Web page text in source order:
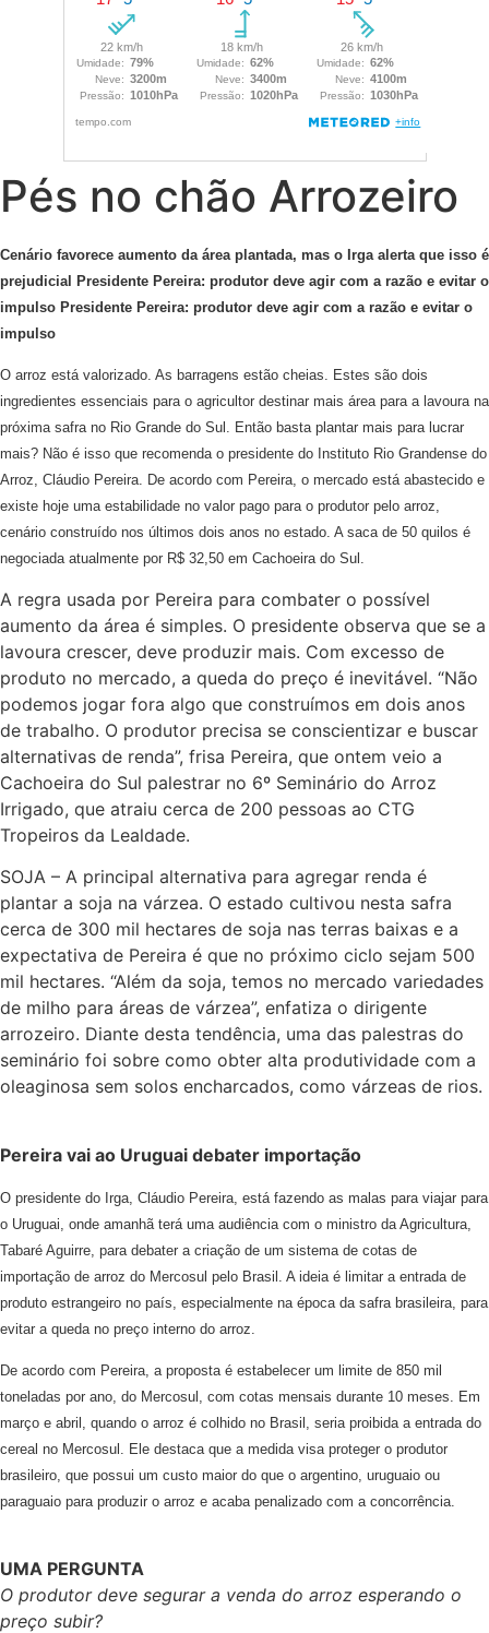
Pés no chão Arrozeiro
Cenário favorece aumento da área plantada, mas o Irga alerta que isso é
prejudicial Presidente Pereira: produtor deve agir com a razão e evitar o
impulso Presidente Pereira: produtor deve agir com a razão e evitar o
impulso
O arroz está valorizado. As barragens estão cheias. Estes são dois
ingredientes essenciais para o agricultor destinar mais área para a lavoura na
próxima safra no Rio Grande do Sul. Então basta plantar mais para lucrar
mais? Não é isso que recomenda o presidente do Instituto Rio Grandense do
Arroz, Cláudio Pereira. De acordo com Pereira, o mercado está abastecido e
existe hoje uma estabilidade no valor pago para o produtor pelo arroz,
cenário construído nos últimos dois anos no estado. A saca de 50 quilos é
negociada atualmente por R$ 32,50 em Cachoeira do Sul.
A regra usada por Pereira para combater o possível
aumento da área é simples. O presidente observa que se a
lavoura crescer, deve produzir mais. Com excesso de
produto no mercado, a queda do preço é inevitável. “Não
podemos jogar fora algo que construímos em dois anos
de trabalho. O produtor precisa se conscientizar e buscar
alternativas de renda”, frisa Pereira, que ontem veio a
Cachoeira do Sul palestrar no 6º Seminário do Arroz
Irrigado, que atraiu cerca de 200 pessoas ao CTG
Tropeiros da Lealdade.
SOJA – A principal alternativa para agregar renda é
plantar a soja na várzea. O estado cultivou nesta safra
cerca de 300 mil hectares de soja nas terras baixas e a
expectativa de Pereira é que no próximo ciclo sejam 500
mil hectares. “Além da soja, temos no mercado variedades
de milho para áreas de várzea”, enfatiza o dirigente
arrozeiro. Diante desta tendência, uma das palestras do
seminário foi sobre como obter alta produtividade com a
oleaginosa sem solos encharcados, como várzeas de rios.
Pereira vai ao Uruguai debater importação
O presidente do Irga, Cláudio Pereira, está fazendo as malas para viajar para
o Uruguai, onde amanhã terá uma audiência com o ministro da Agricultura,
Tabaré Aguirre, para debater a criação de um sistema de cotas de
importação de arroz do Mercosul pelo Brasil. A ideia é limitar a entrada de
produto estrangeiro no país, especialmente na época da safra brasileira, para
evitar a queda no preço interno do arroz.
De acordo com Pereira, a proposta é estabelecer um limite de 850 mil
toneladas por ano, do Mercosul, com cotas mensais durante 10 meses. Em
março e abril, quando o arroz é colhido no Brasil, seria proibida a entrada do
cereal no Mercosul. Ele destaca que a medida visa proteger o produtor
brasileiro, que possui um custo maior do que o argentino, uruguaio ou
paraguaio para produzir o arroz e acaba penalizado com a concorrência.
UMA PERGUNTA
O produtor deve segurar a venda do arroz esperando o
preço subir?